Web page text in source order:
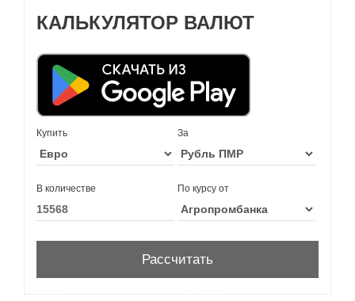
КАЛЬКУЛЯТОР ВАЛЮТ
Купить За
В количестве По курсу от